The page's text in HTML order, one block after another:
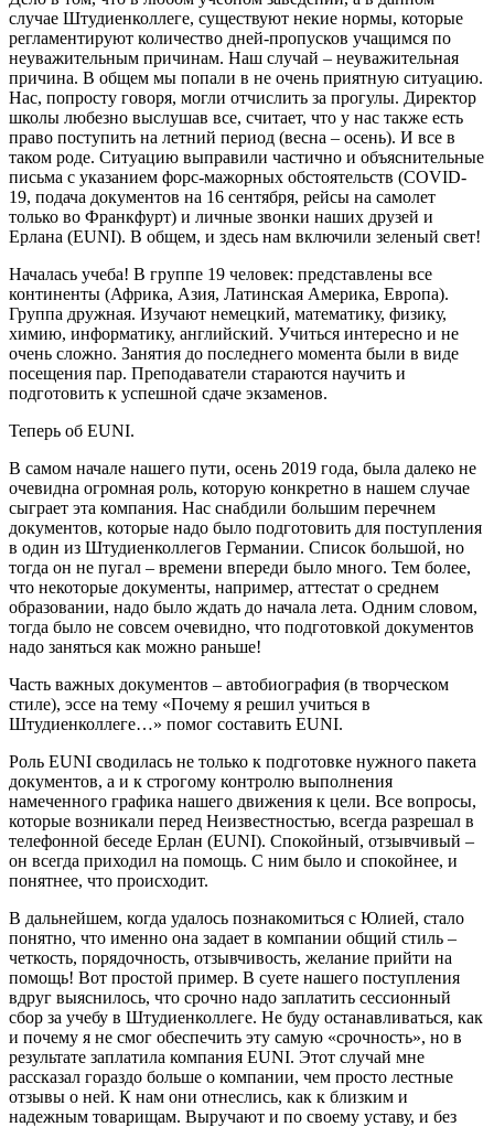
случае Штудиенколлеге, существуют некие нормы, которые
регламентируют количество дней-пропусков учащимся по
неуважительным причинам. Наш случай – неуважительная
причина. В общем мы попали в не очень приятную ситуацию.
Нас, попросту говоря, могли отчислить за прогулы. Директор
школы любезно выслушав все, считает, что у нас также есть
право поступить на летний период (весна – осень). И все в
таком роде. Ситуацию выправили частично и объяснительные
письма с указанием форс-мажорных обстоятельств (COVID-
19, подача документов на 16 сентября, рейсы на самолет
только во Франкфурт) и личные звонки наших друзей и
Ерлана (EUNI). В общем, и здесь нам включили зеленый свет!
Началась учеба! В группе 19 человек: представлены все
континенты (Африка, Азия, Латинская Америка, Европа).
Группа дружная. Изучают немецкий, математику, физику,
химию, информатику, английский. Учиться интересно и не
очень сложно. Занятия до последнего момента были в виде
посещения пар. Преподаватели стараются научить и
подготовить к успешной сдаче экзаменов.
Теперь об EUNI.
В самом начале нашего пути, осень 2019 года, была далеко не
очевидна огромная роль, которую конкретно в нашем случае
сыграет эта компания. Нас снабдили большим перечнем
документов, которые надо было подготовить для поступления
в один из Штудиенколлегов Германии. Список большой, но
тогда он не пугал – времени впереди было много. Тем более,
что некоторые документы, например, аттестат о среднем
образовании, надо было ждать до начала лета. Одним словом,
тогда было не совсем очевидно, что подготовкой документов
надо заняться как можно раньше!
Часть важных документов – автобиография (в творческом
стиле), эссе на тему «Почему я решил учиться в
Штудиенколлеге…» помог составить EUNI.
Роль EUNI сводилась не только к подготовке нужного пакета
документов, а и к строгому контролю выполнения
намеченного графика нашего движения к цели. Все вопросы,
которые возникали перед Неизвестностью, всегда разрешал в
телефонной беседе Ерлан (EUNI). Спокойный, отзывчивый –
он всегда приходил на помощь. С ним было и спокойнее, и
понятнее, что происходит.
В дальнейшем, когда удалось познакомиться с Юлией, стало
понятно, что именно она задает в компании общий стиль –
четкость, порядочность, отзывчивость, желание прийти на
помощь! Вот простой пример. В суете нашего поступления
вдруг выяснилось, что срочно надо заплатить сессионный
сбор за учебу в Штудиенколлеге. Не буду останавливаться, как
и почему я не смог обеспечить эту самую «срочность», но в
результате заплатила компания EUNI. Этот случай мне
рассказал гораздо больше о компании, чем просто лестные
отзывы о ней. К нам они отнеслись, как к близким и
надежным товарищам. Выручают и по своему уставу, и без